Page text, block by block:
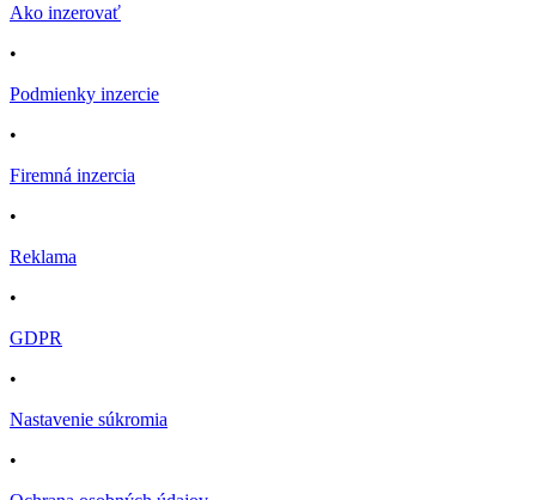
Ako inzerovať
•
Podmienky inzercie
•
Firemná inzercia
•
Reklama
•
GDPR
•
Nastavenie súkromia
•